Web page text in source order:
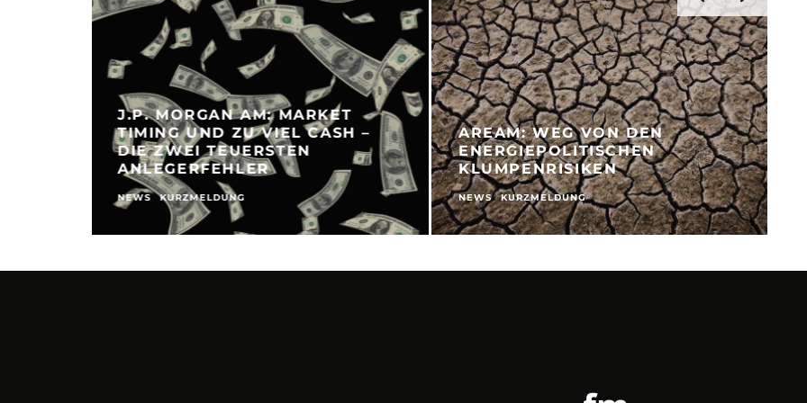
J.P. MORGAN AM: MARKET
TIMING UND ZU VIEL CASH –
DIE ZWEI TEUERSTEN
ANLEGERFEHLER
NEWS KURZMELDUNG
AREAM: WEG VON DEN
ENERGIEPOLITISCHEN
KLUMPENRISIKEN
NEWS KURZMELDUNG